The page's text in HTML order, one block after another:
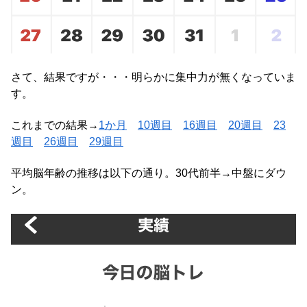
さて、結果ですが・・・明らかに集中力が無くなっていま
す。
これまでの結果→ 1か月 10週目 16週目 20週目
23
週目
26週目 29週目
平均脳年齢の推移は以下の通り。30代前半→中盤にダウ
ン。